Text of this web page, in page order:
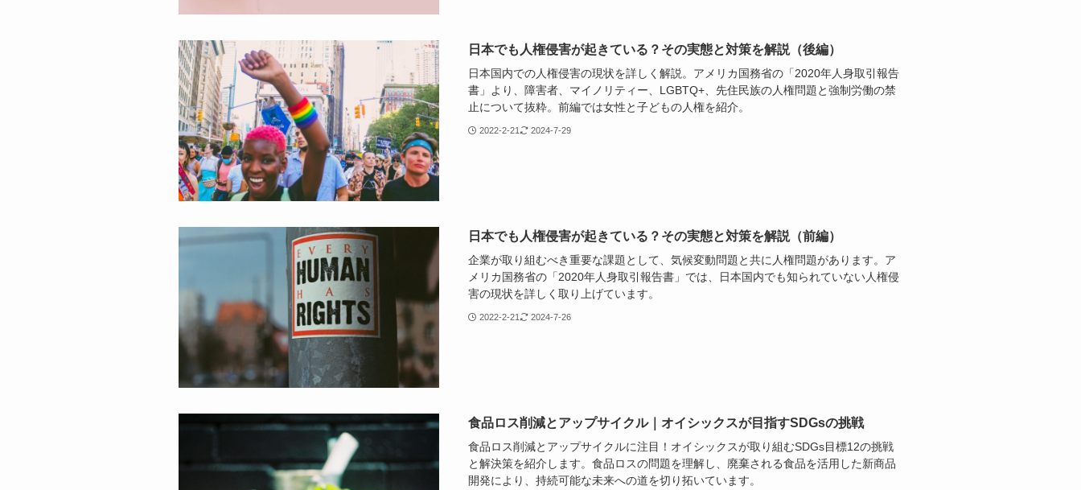
2022-2-21 2024-7-29
日本でも人権侵害が起きている？その実態と対策を解説（後編）
日本国内での人権侵害の現状を詳しく解説。アメリカ国務省の「2020年人身取引報告
書」より、障害者、マイノリティー、LGBTQ+、先住民族の人権問題と強制労働の禁
止について抜粋。前編では女性と子どもの人権を紹介。
2022-2-21 2024-7-26
日本でも人権侵害が起きている？その実態と対策を解説（前編）
企業が取り組むべき重要な課題として、気候変動問題と共に人権問題があります。ア
メリカ国務省の「2020年人身取引報告書」では、日本国内でも知られていない人権侵
害の現状を詳しく取り上げています。
食品ロス削減とアップサイクル｜オイシックスが目指すSDGsの挑戦
食品ロス削減とアップサイクルに注目！オイシックスが取り組むSDGs目標12の挑戦
と解決策を紹介します。食品ロスの問題を理解し、廃棄される食品を活用した新商品
開発により、持続可能な未来への道を切り拓いています。